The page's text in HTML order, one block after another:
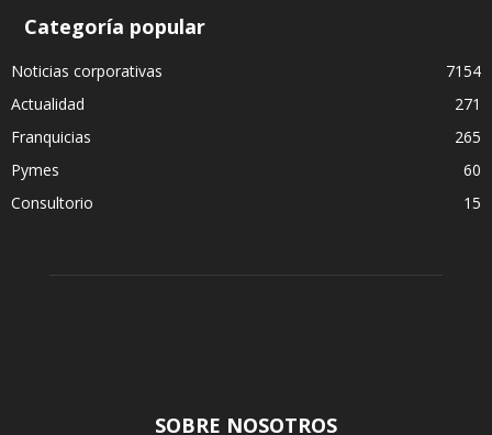
Categoría popular
Noticias corporativas
7154
Actualidad
271
Franquicias
265
Pymes
60
Consultorio
15
SOBRE NOSOTROS